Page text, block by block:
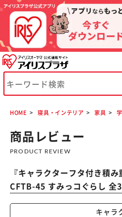
HOME 寝具・インテリア 家具
商品レビュー
PRODUCT REVIEW
『キャラクターフタ付き積
CFTB-45 すみっコぐらし 全
キャラ